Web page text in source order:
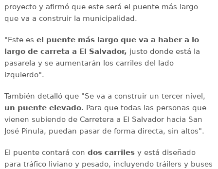
proyecto y afirmó que este será el puente más largo
que va a construir la municipalidad.
"Este es el puente más largo que va a haber a lo
largo de carreta a El Salvador, justo donde está la
pasarela y se aumentarán los carriles del lado
izquierdo".
También detalló que "Se va a construir un tercer nivel,
un puente elevado. Para que todas las personas que
vienen subiendo de Carretera a El Salvador hacia San
José Pinula, puedan pasar de forma directa, sin altos".
El puente contará con dos carrilesy está diseñado
para tráfico liviano y pesado, incluyendo tráilers y buses